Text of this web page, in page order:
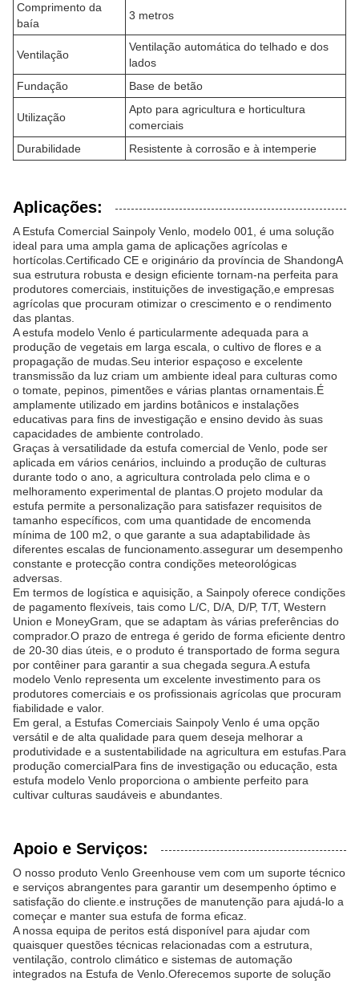
Comprimento da
baía
3 metros
Ventilação
Ventilação automática do telhado e dos
lados
Fundação
Base de betão
Utilização
Apto para agricultura e horticultura
comerciais
Durabilidade
Resistente à corrosão e à intemperie
Aplicações:
A Estufa Comercial Sainpoly Venlo, modelo 001, é uma solução
ideal para uma ampla gama de aplicações agrícolas e
hortícolas.Certificado CE e originário da província de ShandongA
sua estrutura robusta e design eficiente tornam-na perfeita para
produtores comerciais, instituições de investigação,e empresas
agrícolas que procuram otimizar o crescimento e o rendimento
das plantas.
A estufa modelo Venlo é particularmente adequada para a
produção de vegetais em larga escala, o cultivo de flores e a
propagação de mudas.Seu interior espaçoso e excelente
transmissão da luz criam um ambiente ideal para culturas como
o tomate, pepinos, pimentões e várias plantas ornamentais.É
amplamente utilizado em jardins botânicos e instalações
educativas para fins de investigação e ensino devido às suas
capacidades de ambiente controlado.
Graças à versatilidade da estufa comercial de Venlo, pode ser
aplicada em vários cenários, incluindo a produção de culturas
durante todo o ano, a agricultura controlada pelo clima e o
melhoramento experimental de plantas.O projeto modular da
estufa permite a personalização para satisfazer requisitos de
tamanho específicos, com uma quantidade de encomenda
mínima de 100 m2, o que garante a sua adaptabilidade às
diferentes escalas de funcionamento.assegurar um desempenho
constante e protecção contra condições meteorológicas
adversas.
Em termos de logística e aquisição, a Sainpoly oferece condições
de pagamento flexíveis, tais como L/C, D/A, D/P, T/T, Western
Union e MoneyGram, que se adaptam às várias preferências do
comprador.O prazo de entrega é gerido de forma eficiente dentro
de 20-30 dias úteis, e o produto é transportado de forma segura
por contêiner para garantir a sua chegada segura.A estufa
modelo Venlo representa um excelente investimento para os
produtores comerciais e os profissionais agrícolas que procuram
fiabilidade e valor.
Em geral, a Estufas Comerciais Sainpoly Venlo é uma opção
versátil e de alta qualidade para quem deseja melhorar a
produtividade e a sustentabilidade na agricultura em estufas.Para
produção comercialPara fins de investigação ou educação, esta
estufa modelo Venlo proporciona o ambiente perfeito para
cultivar culturas saudáveis e abundantes.
Apoio e Serviços:
O nosso produto Venlo Greenhouse vem com um suporte técnico
e serviços abrangentes para garantir um desempenho óptimo e
satisfação do cliente.e instruções de manutenção para ajudá-lo a
começar e manter sua estufa de forma eficaz.
A nossa equipa de peritos está disponível para ajudar com
quaisquer questões técnicas relacionadas com a estrutura,
ventilação, controlo climático e sistemas de automação
integrados na Estufa de Venlo.Oferecemos suporte de solução